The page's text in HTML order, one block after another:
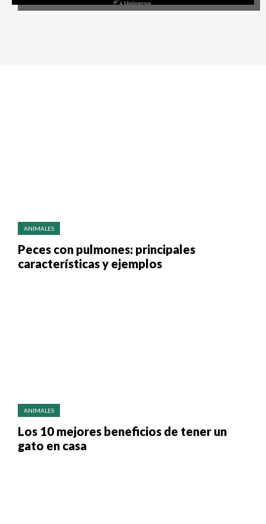
ANIMALES
Peces con pulmones: principales
características y ejemplos
ANIMALES
Los 10 mejores beneficios de tener un
gato en casa